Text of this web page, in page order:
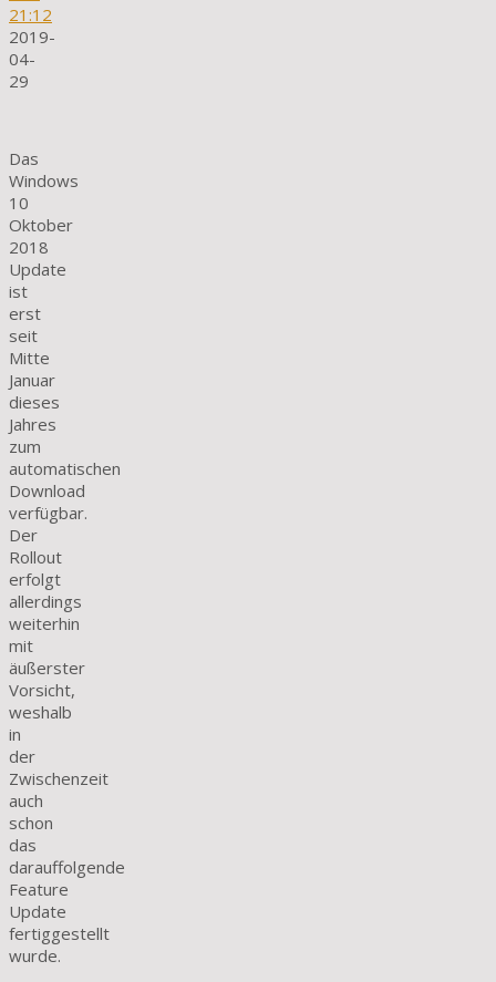
21:12
2019-
04-
29
Das
Windows
10
Oktober
2018
Update
ist
erst
seit
Mitte
Januar
dieses
Jahres
zum
automatischen
Download
verfügbar.
Der
Rollout
erfolgt
allerdings
weiterhin
mit
äußerster
Vorsicht,
weshalb
in
der
Zwischenzeit
auch
schon
das
darauffolgende
Feature
Update
fertiggestellt
wurde.